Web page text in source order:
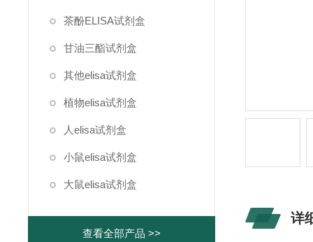
茶酚ELISA试剂盒
甘油三酯试剂盒
其他elisa试剂盒
植物elisa试剂盒
人elisa试剂盒
小鼠elisa试剂盒
大鼠elisa试剂盒
查看全部产品 >>
详